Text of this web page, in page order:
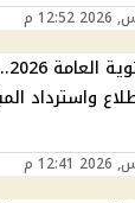
واسترداد